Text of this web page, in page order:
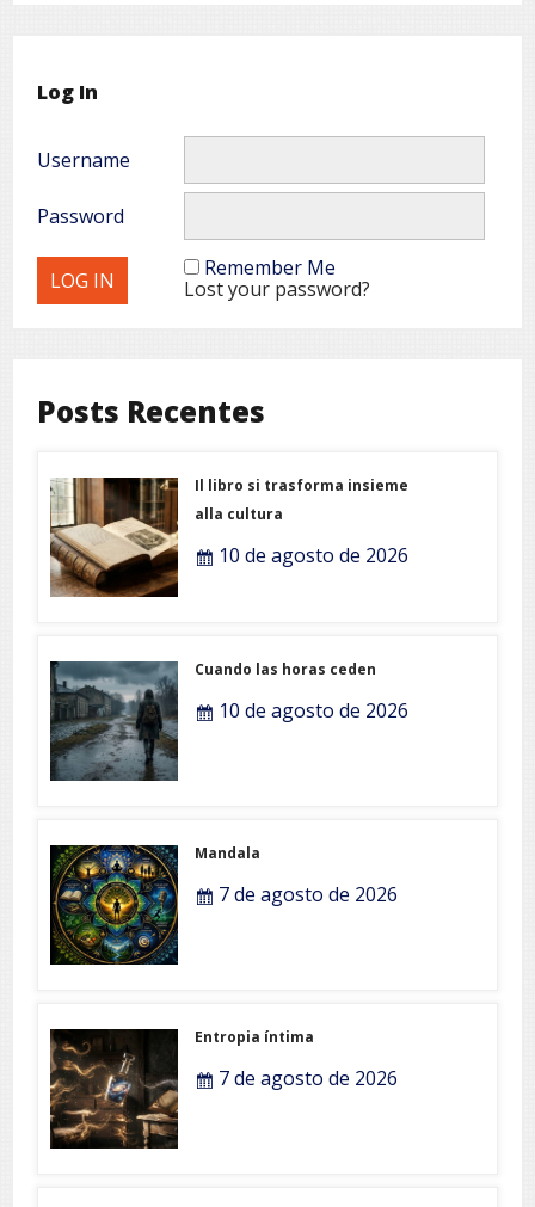
Log In
Username
Password
Remember Me
Lost your password?
Posts Recentes
Il libro si trasforma insieme
alla cultura
10 de agosto de 2026
Cuando las horas ceden
10 de agosto de 2026
Mandala
7 de agosto de 2026
Entropia íntima
7 de agosto de 2026